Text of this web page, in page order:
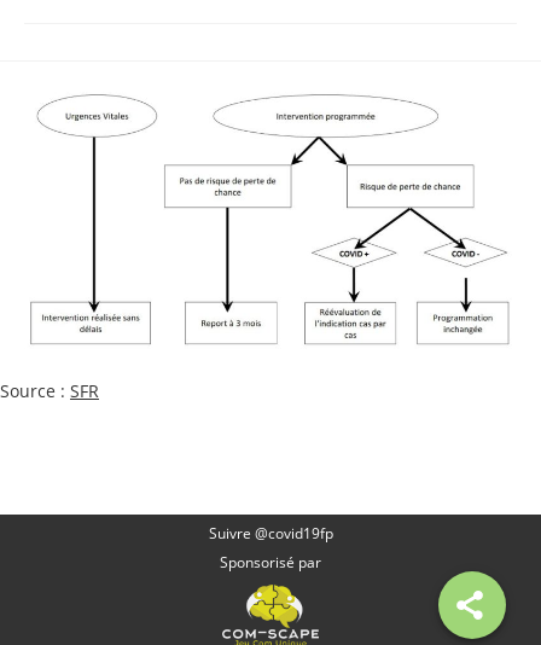
Source : SFR
Suivre @covid19fp
Sponsorisé par